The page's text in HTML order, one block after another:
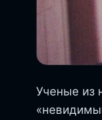
Ученые из